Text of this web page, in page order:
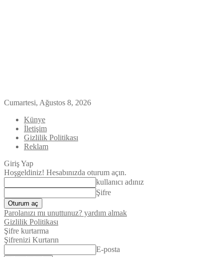
Cumartesi, Ağustos 8, 2026
Künye
İletişim
Gizlilik Politikası
Reklam
Giriş Yap
Hoşgeldiniz! Hesabınızda oturum açın.
kullanıcı adınız
Şifre
Parolanızı mı unuttunuz? yardım almak
Gizlilik Politikası
Şifre kurtarma
Şifrenizi Kurtarın
E-posta